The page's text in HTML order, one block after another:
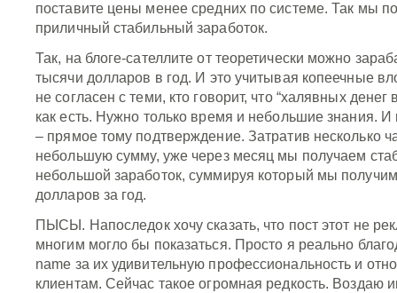
поставите цены менее средних по системе. Так мы
приличный стабильный заработок.
Так, на блоге-сателлите от теоретически можно
тысячи долларов в год. И это учитывая копеечные
не согласен с теми, кто говорит, что “халявных денег
как есть. Нужно только время и небольшие знания.
– прямое тому подтверждение. Затратив несколько
небольшую сумму, уже через месяц мы получаем
небольшой заработок, суммируя который мы
долларов за год.
ПЫСЫ. Напоследок хочу сказать, что пост этот не
многим могло бы показаться. Просто я реально
name за их удивительную профессиональность и
клиентам. Сейчас такое огромная редкость. Воздаю